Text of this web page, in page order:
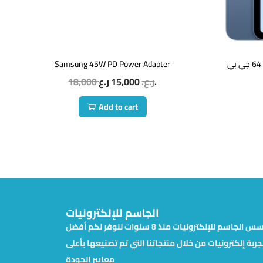
Samsung 45W PD Power Adapter
18,000 ر.ع.15,000 ر.ع.
Add to cart
الجاسم للإلكترونيات
تأسس الجاسم للإلكترونيات منذ 8 سنوات لنوفر لكم أفضل
إلكترونيات من خلال منتجاتنا التي تم تصنيعها بأعلى
معايير الجودة